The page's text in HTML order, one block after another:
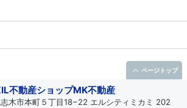
不動産ショップMK不動産
木市本町５丁目18−22 エルシティミカミ 202
ページトップ